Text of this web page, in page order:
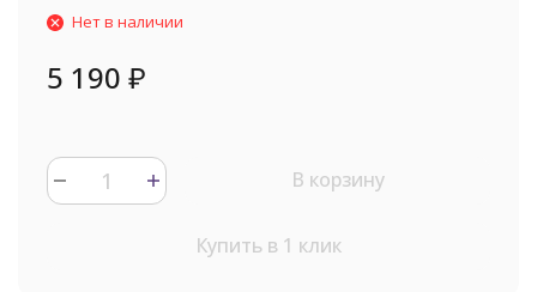
Нет в наличии
5 190 ₽
В корзину
Купить в 1 клик